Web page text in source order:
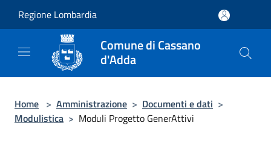
Regione Lombardia
Comune di Cassano
d'Adda
Home > Amministrazione > Documenti e dati >
Modulistica > Moduli Progetto GenerAttivi